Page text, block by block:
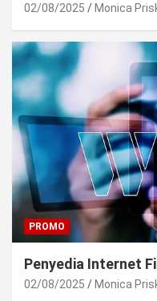
02/08/2025 Monica
PROMO
Penyedia Internet
02/08/2025 Monica